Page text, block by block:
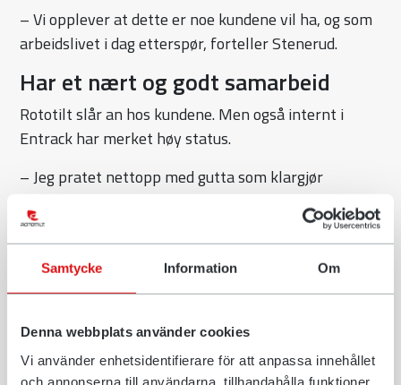
Samtycke Information Om
Denna webbplats använder cookies
Vi använder enhetsidentifierare för att anpassa innehållet
och annonserna till användarna, tillhandahålla funktioner
– Vi opplever at dette er noe kundene vil ha, og som
arbeidslivet i dag etterspør, forteller Stenerud.
Har et nært og godt samarbeid
Rototilt slår an hos kundene. Men også internt i
Entrack har merket høy status.
– Jeg pratet nettopp med gutta som klargjør
maskiner og monterer utstyr. De var tydelige på at
Rototilt er lettere å installere enn konkurrentene. Vi
ser tydelig at monteringstiden har gått ned, forteller
Stenerud.
de årene de har samarbeidet.
– Vår avdeling rapporterer direkte tilbake til Rototilt